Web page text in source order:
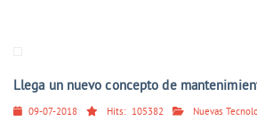
Llega un nuevo concepto de
09-07-2018 Hits: 105382 Nuevas